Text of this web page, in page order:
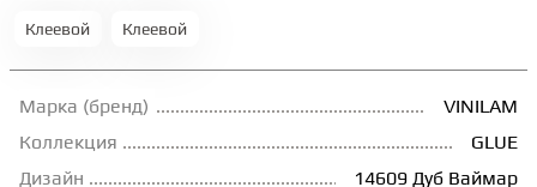
КЛЕЙ
НАЛИВНОЙ ПОЛ
Клеевой Клеевой
Марка (бренд)
VINILAM
Коллекция
GLUE
Дизайн
14609 Дуб Ваймар